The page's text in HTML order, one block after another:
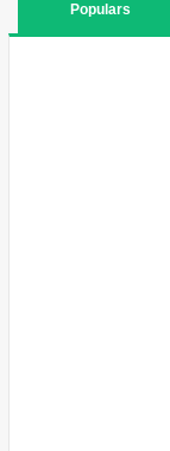
Populars